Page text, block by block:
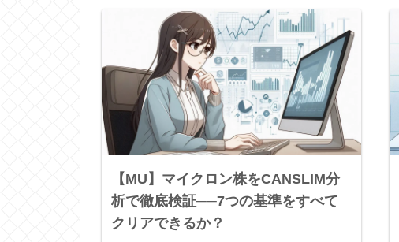
【MU】マイクロン株をCANSLIM分
析で徹底検証──7つの基準をすべて
クリアできるか？